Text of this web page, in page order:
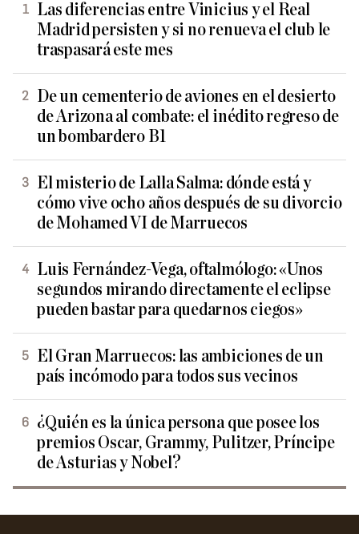
Las diferencias entre Vinicius y el Real
Madrid persisten y si no renueva el club le
traspasará este mes
De un cementerio de aviones en el desierto
de Arizona al combate: el inédito regreso de
un bombardero B1
El misterio de Lalla Salma: dónde está y
cómo vive ocho años después de su divorcio
de Mohamed VI de Marruecos
Luis Fernández-Vega, oftalmólogo: «Unos
segundos mirando directamente el eclipse
pueden bastar para quedarnos ciegos»
El Gran Marruecos: las ambiciones de un
país incómodo para todos sus vecinos
¿Quién es la única persona que posee los
premios Oscar, Grammy, Pulitzer, Príncipe
de Asturias y Nobel?